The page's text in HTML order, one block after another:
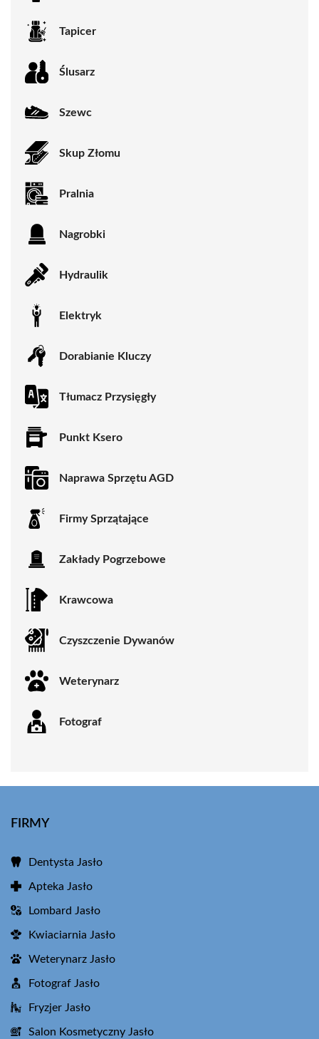
Tapicer
Ślusarz
Szewc
Skup Złomu
Pralnia
Nagrobki
Hydraulik
Elektryk
Dorabianie Kluczy
Tłumacz Przysięgły
Punkt Ksero
Naprawa Sprzętu AGD
Firmy Sprzątające
Zakłady Pogrzebowe
Krawcowa
Czyszczenie Dywanów
Weterynarz
Fotograf
FIRMY
Dentysta Jasło
Apteka Jasło
Lombard Jasło
Kwiaciarnia Jasło
Weterynarz Jasło
Fotograf Jasło
Fryzjer Jasło
Salon Kosmetyczny Jasło